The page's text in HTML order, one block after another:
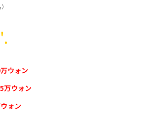
ウォン
万ウォン
ォン